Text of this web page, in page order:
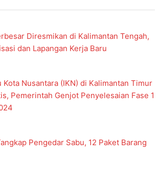
Diresmikan di Kalimantan Tengah,
dan Lapangan Kerja Baru
Kota Nusantara (IKN) di Kalimantan Timur
Pemerintah Genjot Penyelesaian Fase 1
Pengedar Sabu, 12 Paket Barang